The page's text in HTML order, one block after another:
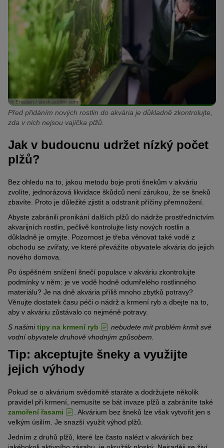
chemické látky. Můžete tak nalákat šneky do nádoby a snadno je
odstranit.
Mimochodem, nasbíraní plži by se neměli vypouštět do volné
přírody – šnečí pohroma hrozí nejen v akváriu, ale i v přírodních
vodách. Šneci, kteří vám spadli do pasti, jsou však výbornou
potravou pro želvy nebo čtverzubcovité ryby.
© Enadan / stock.adobe.com
Před přidáním nových rostlin do akvária je důkladně zkontrolujte,
zda v nich nejsou vajíčka plžů.
Jak v budoucnu udržet nízký počet
plžů?
Bez ohledu na to, jakou metodu boje proti šnekům v akváriu
zvolíte, jednorázová likvidace škůdců není zárukou, že se šneků
zbavíte. Proto je důležité zjistit a odstranit příčiny přemnožení.
Abyste zabránili pronikání dalších plžů do nádrže prostřednictvím
akvarijních rostlin, pečlivě kontrolujte listy nových rostlin a
důkladně je omyjte. Pozornost je třeba věnovat také vodě z
obchodu se zvířaty, ve které převážíte obyvatele akvária do jejich
nového domova.
Po úspěšném snížení šnečí populace v akváriu zkontrolujte
podmínky v něm: je ve vodě hodně odumřelého rostlinného
materiálu? Je na dně akvária příliš mnoho zbytků potravy?
Věnujte dostatek času péči o nádrž a krmení ryb a dbejte na to,
aby v akváriu zůstávalo co nejméně potravy.
S našimitipy na krmení ryb
nebudete mít problém krmit své
vodní obyvatele druhově vhodným způsobem.
Tip: akceptujte šneky a využijte
jejich výhody
Pokud se o akvárium svědomitě staráte a dodržujete několik
pravidel při krmení, nemusíte se bát invaze plžů a zabráníte také
zamoření řasami
. Akvárium bez šneků lze však vytvořit jen s
velkým úsilím. Je snazší využít výhod plžů.
Jedním z druhů plžů, které lze často nalézt v akváriích bez